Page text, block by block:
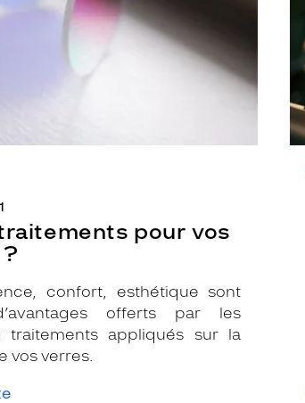
pour vos
confort, esthétique sont
offerts par les
traitements appliqués sur la
vos verres.